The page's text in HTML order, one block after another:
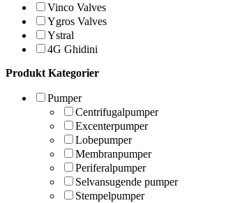
Vinco Valves
Ygros Valves
Ystral
4G Ghidini
Produkt Kategorier
Pumper
Centrifugalpumper
Excenterpumper
Lobepumper
Membranpumper
Periferalpumper
Selvansugende pumper
Stempelpumper